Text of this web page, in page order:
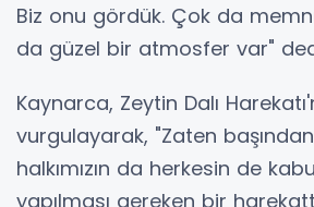
Biz onu gördük. Çok da
da güzel bir atmosfer var"
Kaynarca, Zeytin Dalı
vurgulayarak, "Zaten
halkımızın da herkesin de
yapılması gereken bir